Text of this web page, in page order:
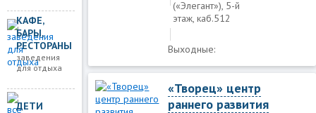
КАФЕ,
БАРЫ,
РЕСТОРАНЫ
заведения
для отдыха
ДЕТИ
(«Элегант»), 5-й
этаж, каб.512
Выходные:
«Творец» центр
раннего развития